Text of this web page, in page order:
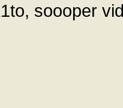
soooper